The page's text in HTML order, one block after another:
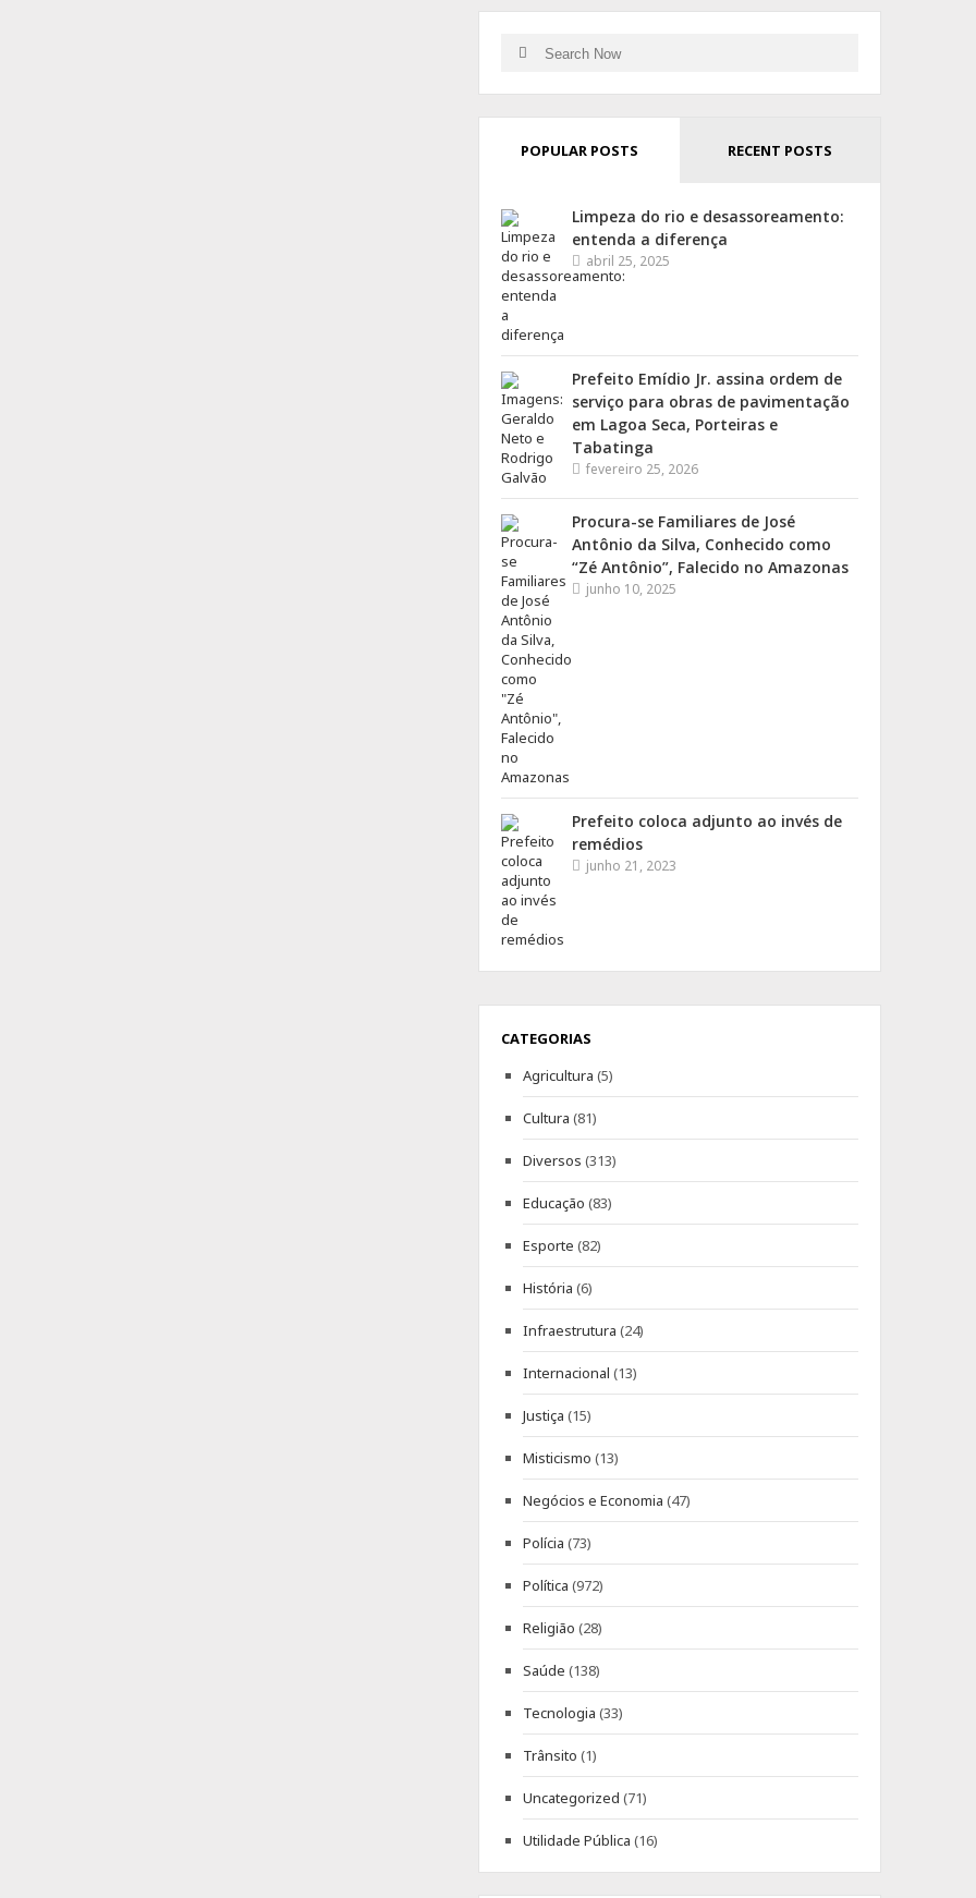
Search
for:
Search
POPULAR POSTS RECENT POSTS
Limpeza do rio e desassoreamento:
entenda a diferença
abril 25, 2025
Prefeito Emídio Jr. assina ordem de
serviço para obras de pavimentação
em Lagoa Seca, Porteiras e
Tabatinga
fevereiro 25, 2026
Procura-se Familiares de José
Antônio da Silva, Conhecido como
“Zé Antônio”, Falecido no Amazonas
junho 10, 2025
Prefeito coloca adjunto ao invés de
remédios
junho 21, 2023
CATEGORIAS
Agricultura (5)
Cultura (81)
Diversos (313)
Educação (83)
Esporte (82)
História (6)
Infraestrutura (24)
Internacional (13)
Justiça (15)
Misticismo (13)
Negócios e Economia (47)
Polícia (73)
Política (972)
Religião (28)
Saúde (138)
Tecnologia (33)
Trânsito (1)
Uncategorized (71)
Utilidade Pública (16)